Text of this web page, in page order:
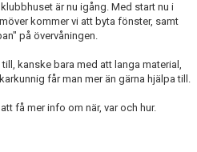
är nu igång. Med start nu i
kommer vi att byta fönster, samt
på övervåningen.
kanske bara med att langa material,
får man mer än gärna hjälpa till.
få mer info om när, var och hur.